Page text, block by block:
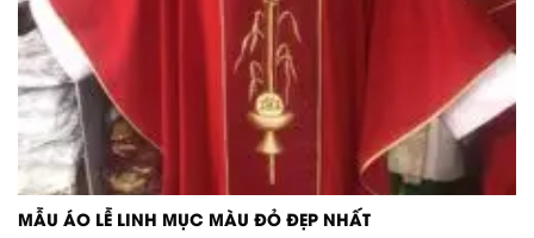
MẪU ÁO LỄ LINH MỤC MÀU ĐỎ ĐẸP NHẤT